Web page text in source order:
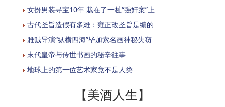
女扮男装寻宝10年 栽在了一桩“强奸案”上
古代圣旨造假有多难：雍正改圣旨是编的
雅贼导演“纵横四海”毕加索名画神秘失窃
末代皇帝与传世书画的秘辛往事
地球上的第一位艺术家竟不是人类
【美酒人生】